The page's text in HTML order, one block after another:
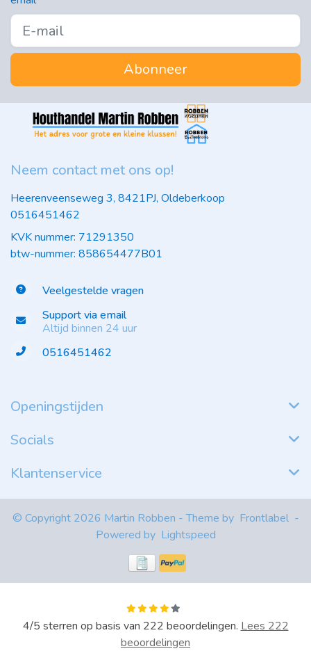
Abonneer
Neem contact met ons op!
Heerenveenseweg 3, 8421PJ, Oldeberkoop
0516451462
KVK nummer: 71291350
btw-nummer: 858654477B01
Veelgestelde vragen
Support via email
Altijd binnen 24 uur
0516451462
Openingstijden
Socials
Klantenservice
© Copyright 2026 Martin Robben - Theme by Frontlabel -
Powered by Lightspeed
4/5 sterren op basis van 222 beoordelingen. Lees 222
beoordelingen